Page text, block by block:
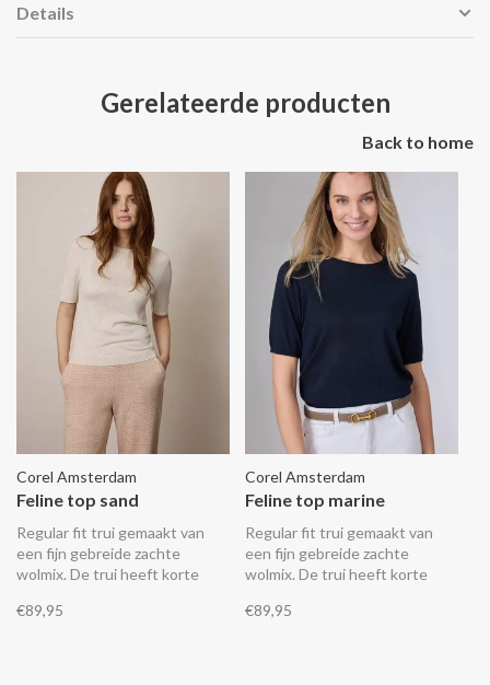
Details
Gerelateerde producten
Back to home
Corel Amsterdam
Feline top sand
Regular fit trui gemaakt van
een fijn gebreide zachte
wolmix. De trui heeft korte
afwerking bij de ronde hals, de
€89,95
Corel Amsterdam
Feline top marine
Regular fit trui gemaakt van
een fijn gebreide zachte
wolmix. De trui heeft korte
afwerking bij de ronde hals, de
€89,95